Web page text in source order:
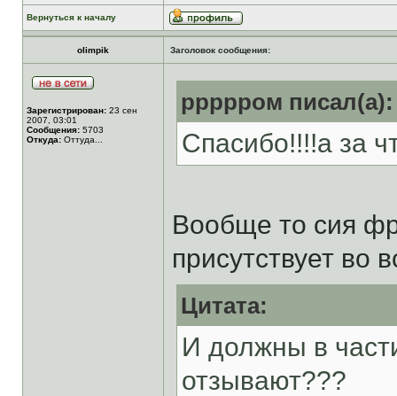
Вернуться к началу
olimpik Заголовок сообщения:
Зарегистрирован: 23 сен
2007, 03:01
Сообщения: 5703
Откуда: Оттуда...
ррррром писал(а):
Спасибо!!!!а за
Вообще то сия
присутствует во
Цитата:
И должны в
отзывают???